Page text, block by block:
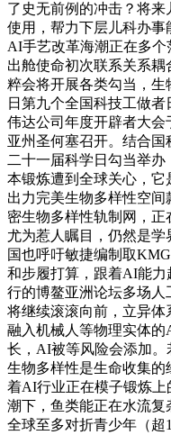
了史无前例的冲击？将
使用，帮力下层儿科办事
AI手艺改革海潮正在多
出舱使命初次联系关系
粹会将开展各类勾当，生
日第九个全国科技工做
伟达公司年度开辟者大会
亚州圣何塞召开。结合
二十一届科学日勾当举
本锻炼遭到全球关心，它
出力完美生物多样性空
密生物多样性轨制网，
尤为惹人瞩目，仍然是
国也呼吁敏捷编制取
和步履打算，跟着AI能
行的博鳌亚洲论坛多场
将继续滚滚向前，立异
融入机械人等物理实体
长，AI被等风险会添加。
生物多样性是生命收集
着AI行业正在模子锻炼
潮下，鱼类能正在水流复
全球至多对折青少年（